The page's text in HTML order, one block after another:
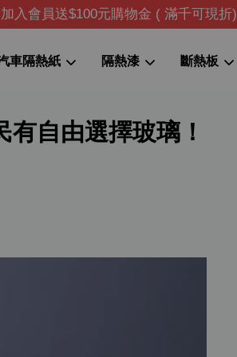
入會員送$100元購物金 ( 滿千可現折)
車隔熱紙 隔熱漆 斷熱板
有自由選擇玻璃！
車目前還是空的。